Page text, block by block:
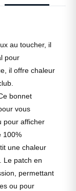
au toucher, il
pour
il offre chaleur
bonnet
vous
pour afficher
100%
une chaleur
Le patch en
permettant
ou pour